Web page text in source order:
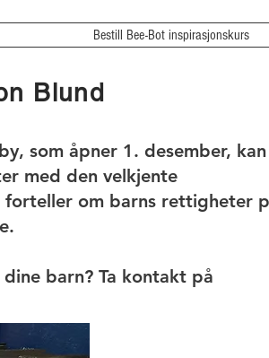
Bestill Bee-Bot inspirasjonskurs
Blund
som åpner 1. desember, kan
med den velkjente
om barns rettigheter
barn? Ta kontakt på